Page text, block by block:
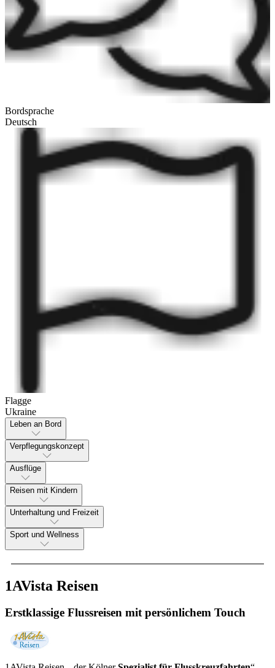
Bordsprache
Deutsch
Flagge
Ukraine
Leben an Bord
Verpflegungskonzept
Ausflüge
Reisen mit Kindern
Unterhaltung und Freizeit
Sport und Wellness
1AVista Reisen
Erstklassige Flussreisen mit persönlichem Touch